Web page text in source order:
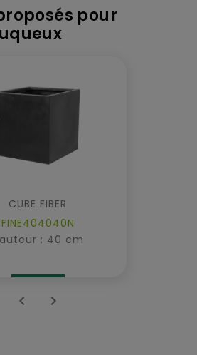
pour
CUBE FIBER
FINE404040N
: 40 cm
 